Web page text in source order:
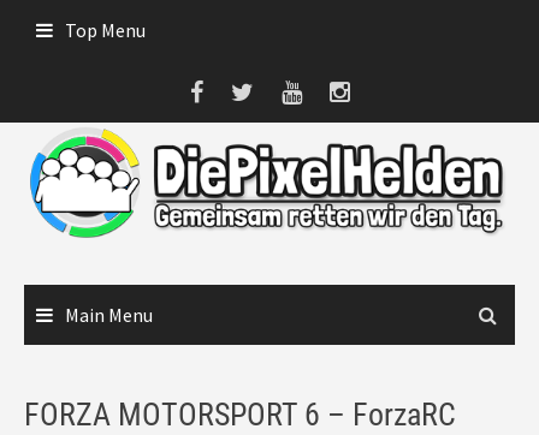
Top Menu
Main Menu
FORZA MOTORSPORT 6 – ForzaRC